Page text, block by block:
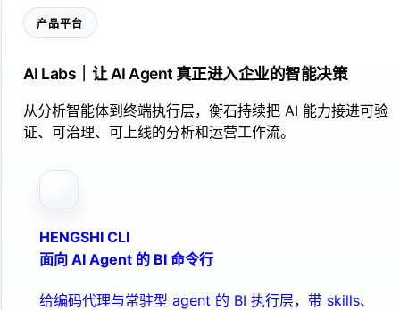
产品平台
AI Labs｜让 AI Agent 真正进入企业的智能决策
从分析智能体到终端执行层，衡石持续把 AI 能力接进可验
证、可治理、可上线的分析和运营工作流。
HENGSHI CLI
面向 AI Agent 的 BI 命令行
给编码代理与常驻型 agent 的 BI 执行层，带 skills、